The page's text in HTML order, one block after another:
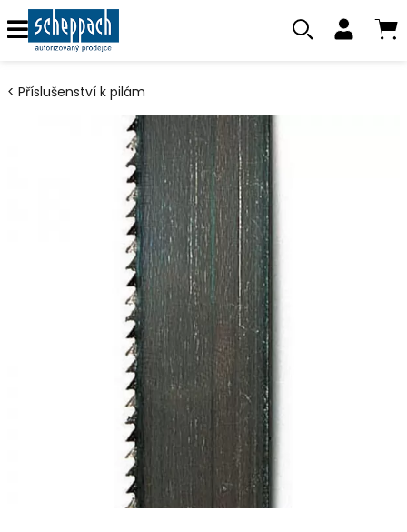
Příslušenství k pilám